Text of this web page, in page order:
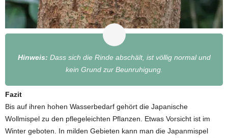
Hinweis: Dass sich die Rinde abschält, ist völlig normal und
kein Grund zur Beunruhigung.
Fazit
Bis auf ihren hohen Wasserbedarf gehört die Japanische
Wollmispel zu den pflegeleichten Pflanzen. Etwas Vorsicht ist im
Winter geboten. In milden Gebieten kann man die Japanmispel